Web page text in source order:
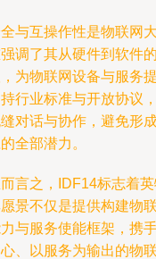
与互操作性是物联网
调了其从硬件到软件
为物联网设备与服务
行业标准与开放协议
对话与协作，避免形
全部潜力。
言之，IDF14标志着
景不仅是提供构建物
与服务使能框架，携
、以服务为输出的物